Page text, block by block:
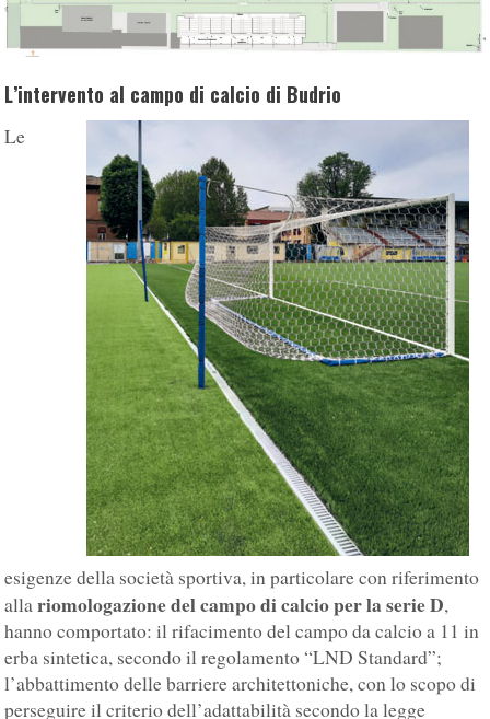
L’intervento al campo di calcio di Budrio
Le
esigenze della società sportiva, in particolare con riferimento
allariomologazione del campo di calcio per la serie D,
hanno comportato: il rifacimento del campo da calcio a 11 in
erba sintetica, secondo il regolamento “LND Standard”;
l’abbattimento delle barriere architettoniche, con lo scopo di
perseguire il criterio dell’adattabilità secondo la legge